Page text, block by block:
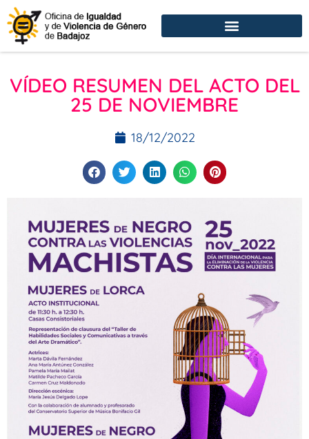
VÍDEO RESUMEN DEL ACTO DEL
25 DE NOVIEMBRE
18/12/2022